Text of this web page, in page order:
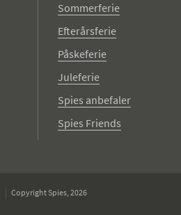
Sommerferie
Efterårsferie
Påskeferie
Juleferie
Spies anbefaler
Spies Friends
Copyright Spies, 2026